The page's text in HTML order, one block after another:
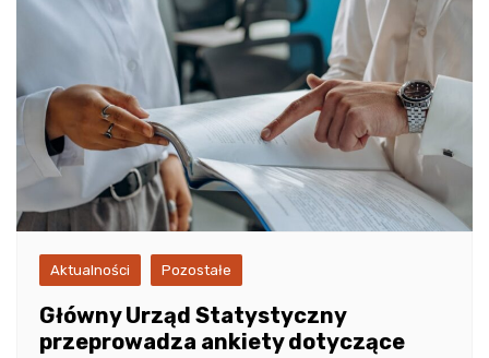
Aktualności Pozostałe
Główny Urząd Statystyczny
przeprowadza ankiety dotyczące